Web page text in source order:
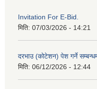
Invitation For E-Bid.
मिति: 07/03/2026 - 14:21
दरभाउ (कोटेशन) पेश गर्ने
मिति: 06/12/2026 - 12:44